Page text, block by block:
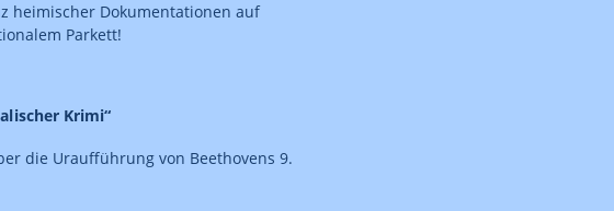
heimischer Dokumentationen auf
Parkett!
Krimi“
die Uraufführung von Beethovens 9.